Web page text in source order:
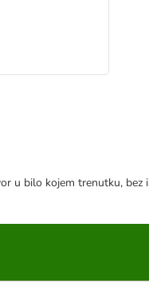
u bilo kojem trenutku,